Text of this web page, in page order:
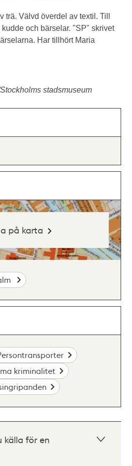
trä. Välvd överdel av textil. Till
och bärselar. "SP" skrivet
Har tillhört Maria
stadsmuseum
på karta
kriminalitet
källa för en